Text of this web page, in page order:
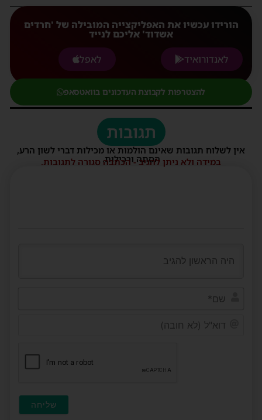
הורידו עכשיו את האפליקצייה המובילה של 'חרדים
אשדוד' אליכם לנייד
לאנדורואיד
לאפל
להצטרפות לקבוצת העדכונים בוואטסאפ
תגובות
אין לשלוח תגובות שאינם הולמות או מכילות דברי לשון הרע,
הסתה ורכילות.
במידה ולא ניתן להגיב - הכתבה סגורה לתגובות.